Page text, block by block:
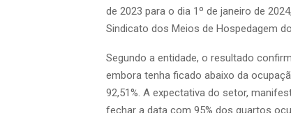
de 2023 para o dia 1º de janeiro de
Sindicato dos Meios de Hospedagem
Segundo a entidade, o resultado
embora tenha ficado abaixo da
92,51%. A expectativa do setor,
fechar a data com 95% dos quartos